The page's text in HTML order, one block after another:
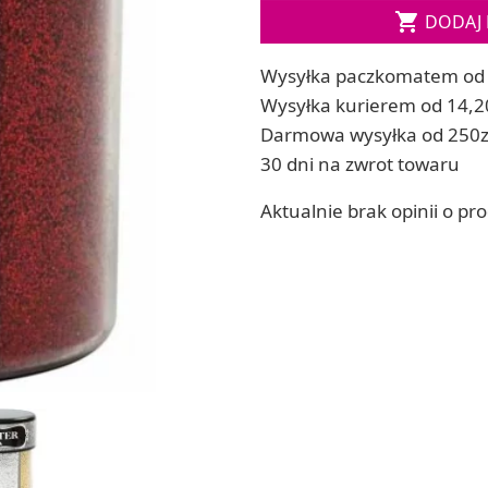
ręcznych
Dodatki: barwniki i zapachy
RZEŹBA, GLINY I ODLEWY
Lepienie i rzeźbienie
Odlewy dekoracyjne
Modelowanie dla dzieci
 DODAJ
Wysyłka paczkomatem od
Wysyłka kurierem od
Darmowa wysyłka od
30 dni na zwrot towaru
Aktualnie brak opinii o